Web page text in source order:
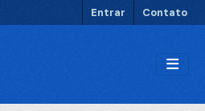
Entrar Contato